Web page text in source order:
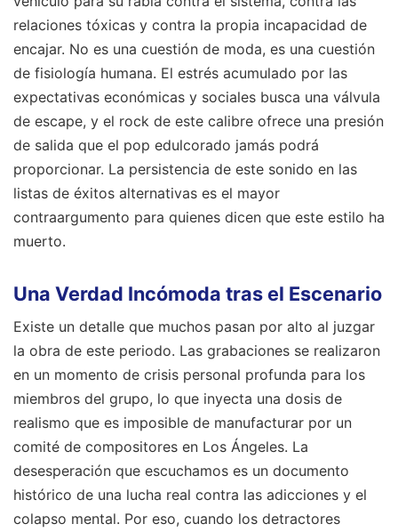
relaciones tóxicas y contra la propia incapacidad de
encajar. No es una cuestión de moda, es una cuestión
de fisiología humana. El estrés acumulado por las
expectativas económicas y sociales busca una válvula
de escape, y el rock de este calibre ofrece una presión
de salida que el pop edulcorado jamás podrá
proporcionar. La persistencia de este sonido en las
listas de éxitos alternativas es el mayor
contraargumento para quienes dicen que este estilo ha
muerto.
Una Verdad Incómoda tras el Escenario
Existe un detalle que muchos pasan por alto al juzgar
la obra de este periodo. Las grabaciones se realizaron
en un momento de crisis personal profunda para los
miembros del grupo, lo que inyecta una dosis de
realismo que es imposible de manufacturar por un
comité de compositores en Los Ángeles. La
desesperación que escuchamos es un documento
histórico de una lucha real contra las adicciones y el
colapso mental. Por eso, cuando los detractores